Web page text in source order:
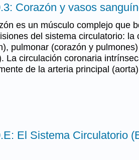
Corazón y vasos
es un músculo complejo que
del sistema circulatorio: la
pulmonar (corazón y
La circulación coronaria
de la arteria principal
El Sistema Circulatorio